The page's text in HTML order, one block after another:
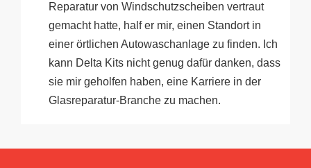
Reparatur von Windschutzscheiben vertraut
gemacht hatte, half er mir, einen Standort in
einer örtlichen Autowaschanlage zu finden. Ich
kann Delta Kits nicht genug dafür danken, dass
sie mir geholfen haben, eine Karriere in der
Glasreparatur-Branche zu machen.